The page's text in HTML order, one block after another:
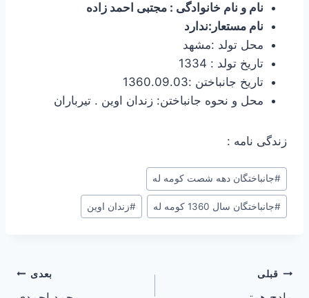
نام و نام خانوادگی : مجتبی احمد زاده
نام مستعار:ندارد
محل تولد :مشهد
تاریخ تولد : 1334
تاریخ جانباختن :1360.09.03
محل و نحوه جانباختن: زندان اوین . تیرباران
زندگی نامه :
برچسب‌های
نوشته:
#جانباختگان دهه شصت کومه له
#جانباختگان سال 1360 کومه له #زندان اوین
راهبری
قبلی بعدی